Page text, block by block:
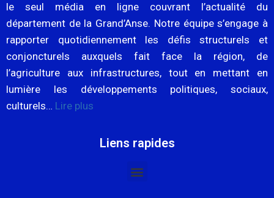
le seul média en ligne couvrant l’actualité du
département de la Grand’Anse. Notre équipe s’engage à
rapporter quotidiennement les défis structurels et
conjoncturels auxquels fait face la région, de
l’agriculture aux infrastructures, tout en mettant en
lumière les développements politiques, sociaux,
culturels… Lire plus
Liens rapides